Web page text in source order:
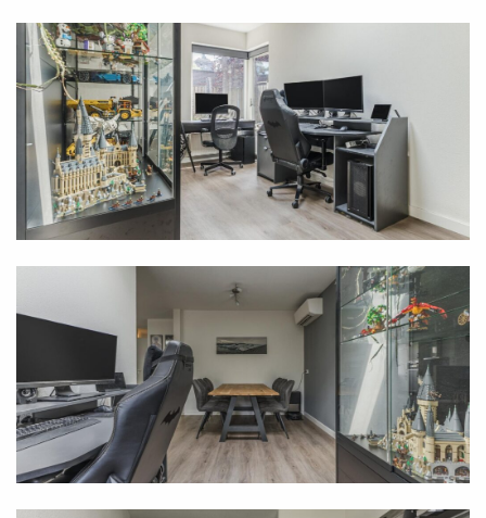
extends seamlessly into the living room. This is a Z-
shaped living room that is both spacious and -
thanks to its playful design - possesses an
atmospheric character. Thanks to large windows
and a skylight at the extended rear, you also enjoy
plenty of natural sunlight. Furthermore, the indoor
climate remains pleasant all year round, partly due to
The kitchen of this home is located at the front of
the living area. This semi-open kitchen has a sleek,
calm appearance with its white cabinet fronts. You
benefit from ample cupboard space, including
various wide drawers, and modern built-in
appliances such as a dishwasher, oven, microwave,
induction hob, refrigerator, and freezer.